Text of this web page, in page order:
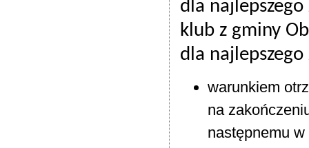
dla
klub z gminy
dla najlepszego
warunkiem
na
następnemu